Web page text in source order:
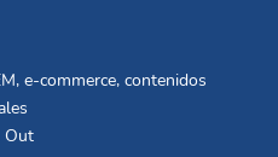
e-commerce, contenidos
Out